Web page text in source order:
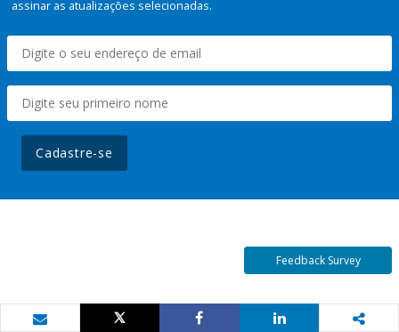
assinar as atualizações selecionadas.
Cadastre-se
Feedback Survey